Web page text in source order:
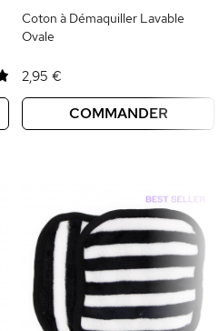
Coton à Démaquiller Lavable
Ovale
2,95 €
COMMANDER